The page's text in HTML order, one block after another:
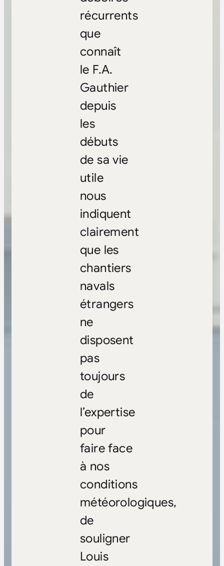
récurrents
que
connaît
le F.A.
Gauthier
depuis
les
débuts
de sa vie
utile
nous
indiquent
clairement
que les
chantiers
navals
étrangers
ne
disposent
pas
toujours
de
l’expertise
pour
faire face
à nos
conditions
météorologiques,
de
souligner
Louis